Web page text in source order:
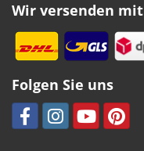
Wir versenden mit
Folgen Sie uns